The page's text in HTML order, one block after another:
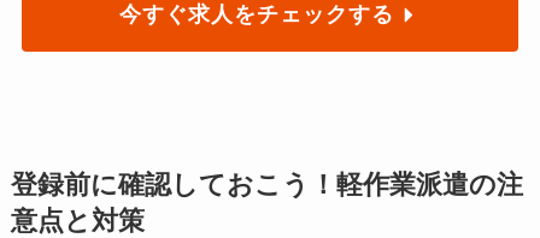
今すぐ求人をチェックする
登録前に確認しておこう！軽作業派遣の注
意点と対策